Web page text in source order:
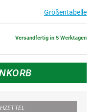
Größentabelle
Versandfertig in 5 Werktagen